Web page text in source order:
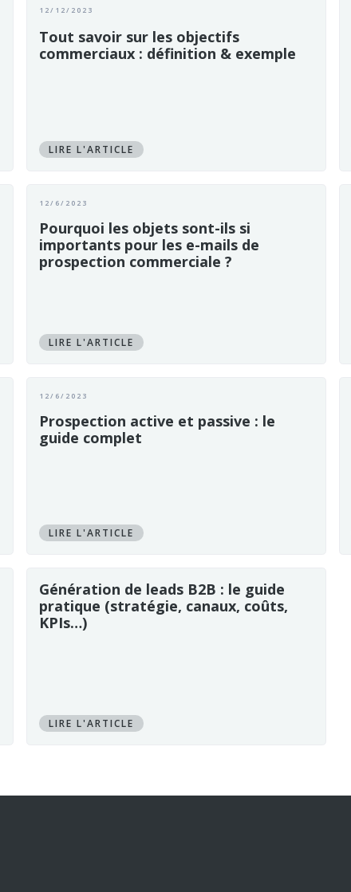
12/12/2023
Tout savoir sur les objectifs
commerciaux : définition & exemple
LIRE L'ARTICLE
12/6/2023
Pourquoi les objets sont-ils si
importants pour les e-mails de
prospection commerciale ?
LIRE L'ARTICLE
12/6/2023
Prospection active et passive : le
guide complet
LIRE L'ARTICLE
Génération de leads B2B : le guide
pratique (stratégie, canaux, coûts,
KPIs…)
LIRE L'ARTICLE